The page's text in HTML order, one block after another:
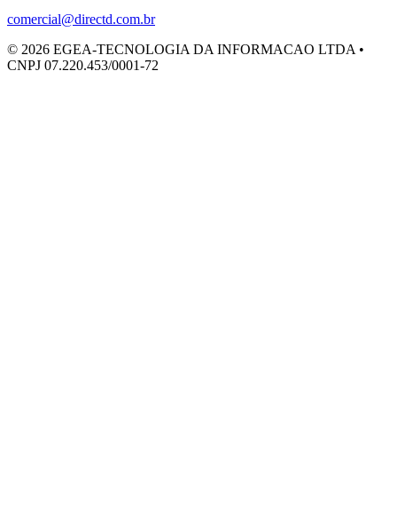
comercial@directd.com.br
© 2026 EGEA-TECNOLOGIA DA INFORMACAO LTDA •
CNPJ 07.220.453/0001-72